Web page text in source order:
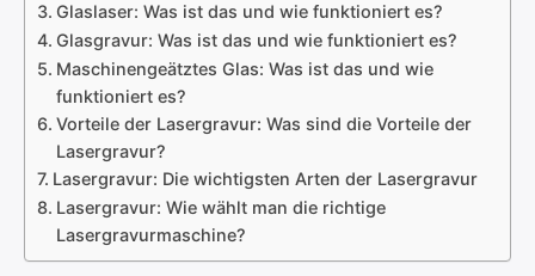
Glaslaser: Was ist das und wie funktioniert es?
Glasgravur: Was ist das und wie funktioniert es?
Maschinengeätztes Glas: Was ist das und wie
funktioniert es?
Vorteile der Lasergravur: Was sind die Vorteile der
Lasergravur?
Lasergravur: Die wichtigsten Arten der Lasergravur
Lasergravur: Wie wählt man die richtige
Lasergravurmaschine?